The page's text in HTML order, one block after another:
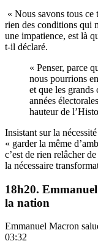
« Nous savons tous ce
rien des conditions qui
une impatience, est là
t-il déclaré.
« Penser, parce
nous pourrions
et que les grands
années
hauteur de
Insistant sur la
« garder la même
c’est de rien relâcher
la nécessaire
18h20.
la nation
Emmanuel Macron
03:32